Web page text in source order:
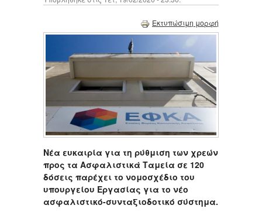
Εκτυπώσιμη μορφή
Νέα ευκαιρία για τη ρύθμιση των χρεών
προς τα Ασφαλιστικά Ταμεία σε 120
δόσεις παρέχει το νομοσχέδιο του
υπουργείου Εργασίας για το νέο
ασφαλιστικό-συνταξιοδοτικό σύστημα.